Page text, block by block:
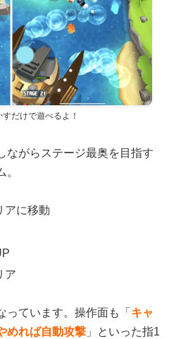
だけで遊べるよ！
ながらステージ最奥を目指す
アに移動
ア
っています。操作面も「 キャ
めれば自動攻撃 」といった指1